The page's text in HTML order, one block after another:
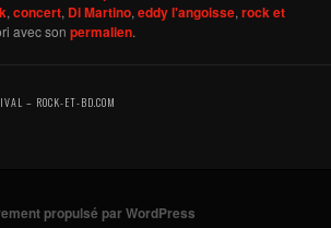
,concert, Di Martino,eddy l'angoisse,rock et
avec sonpermalien.
– ROCK-ET-BD.COM
propulsé par WordPress